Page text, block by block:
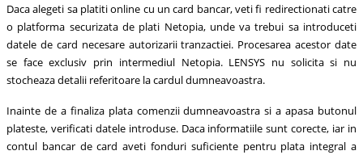
Daca alegeti sa platiti online cu un card bancar, veti fi redirectionati catre
o platforma securizata de plati Netopia, unde va trebui sa introduceti
datele de card necesare autorizarii tranzactiei. Procesarea acestor date
se face exclusiv prin intermediul Netopia. LENSYS nu solicita si nu
stocheaza detalii referitoare la cardul dumneavoastra.
Inainte de a finaliza plata comenzii dumneavoastra si a apasa butonul
plateste, verificati datele introduse. Daca informatiile sunt corecte, iar in
contul bancar de card aveti fonduri suficiente pentru plata integral a